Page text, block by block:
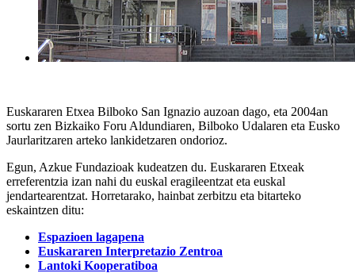
Euskararen Etxea Bilboko San Ignazio auzoan dago, eta 2004an
sortu zen Bizkaiko Foru Aldundiaren, Bilboko Udalaren eta Eusko
Jaurlaritzaren arteko lankidetzaren ondorioz.
Egun, Azkue Fundazioak kudeatzen du. Euskararen Etxeak
erreferentzia izan nahi du euskal eragileentzat eta euskal
jendartearentzat. Horretarako, hainbat zerbitzu eta bitarteko
eskaintzen ditu:
Espazioen lagapena
Euskararen Interpretazio Zentroa
Lantoki Kooperatiboa